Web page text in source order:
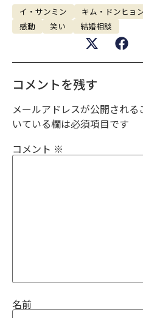
イ・サンミン キム・ドンヒョ
感動
笑い 結婚相談
コメントを残す
メールアドレスが公開される
いている欄は必須項目です
コメント ※
名前